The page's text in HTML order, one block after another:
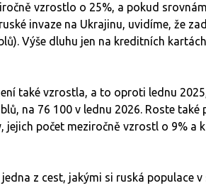
vzrostlo o 25%, a pokud
invaze na Ukrajinu, uvidíme, že
Výše dluhu jen na kreditních
také vzrostla, a to oproti lednu
na 76 100 v lednu 2026. Roste
jejich počet meziročně vzrostl o 9% a
z cest, jakými si ruská populace